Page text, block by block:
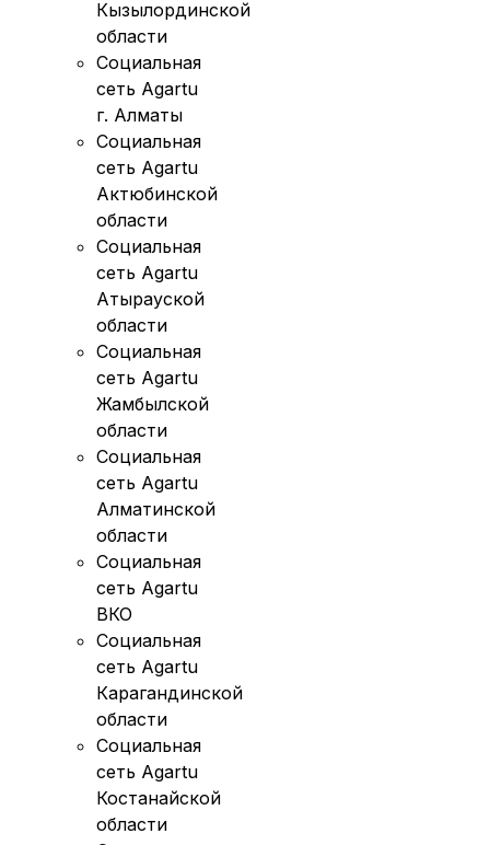
Кызылординской
области
Социальная
сеть Agartu
г. Алматы
Социальная
сеть Agartu
Актюбинской
области
Социальная
сеть Agartu
Атырауской
области
Социальная
сеть Agartu
Жамбылской
области
Социальная
сеть Agartu
Алматинской
области
Социальная
сеть Agartu
ВКО
Социальная
сеть Agartu
Карагандинской
области
Социальная
сеть Agartu
Костанайской
области